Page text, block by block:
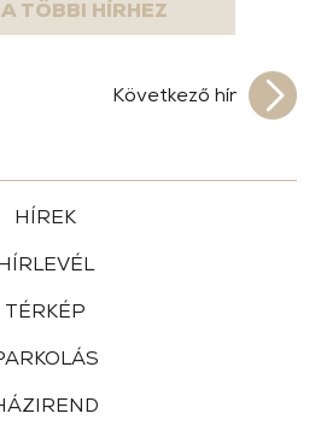
TÖBBI HÍRHEZ
Következő hír
HÍREK
TÉRKÉP